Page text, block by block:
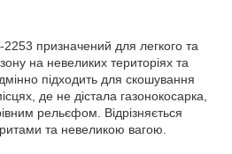
призначений для легкого та
на невеликих територіях та
підходить для скошування
де не дістала газонокосарка,
рельєфом. Відрізняється
та невеликою вагою.